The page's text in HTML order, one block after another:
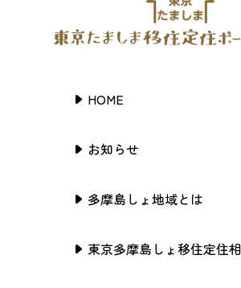
HOME
お知らせ
多摩島しょ地域とは
東京多摩島しょ移住定住